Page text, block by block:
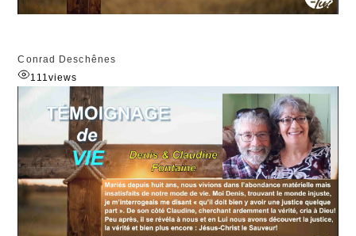
Conrad Deschênes
111 views